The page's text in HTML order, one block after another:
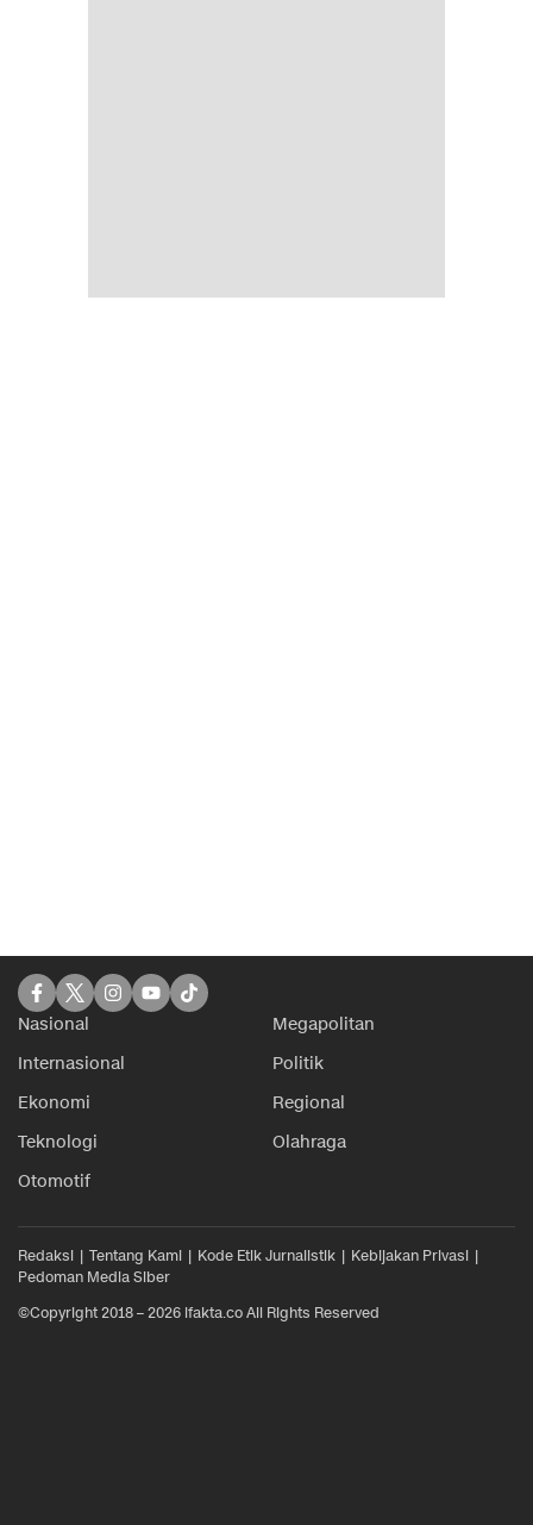
Nasional
Megapolitan
Internasional
Politik
Ekonomi
Regional
Teknologi
Olahraga
Otomotif
Redaksi Tentang Kami Kode Etik Jurnalistik
Kebijakan Privasi
Pedoman Media Siber
©Copyright 2018 – 2026 ifakta.co All Rights Reserved